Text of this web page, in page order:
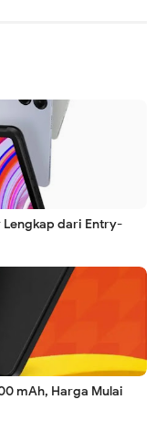
Lengkap dari Entry-
mAh, Harga Mulai